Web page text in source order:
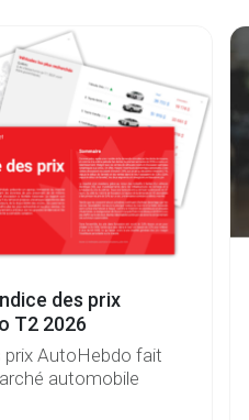
des prix
T2 2026
prix AutoHebdo fait
automobile